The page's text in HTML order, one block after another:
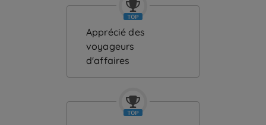
Apprécié des
voyageurs
d'affaires